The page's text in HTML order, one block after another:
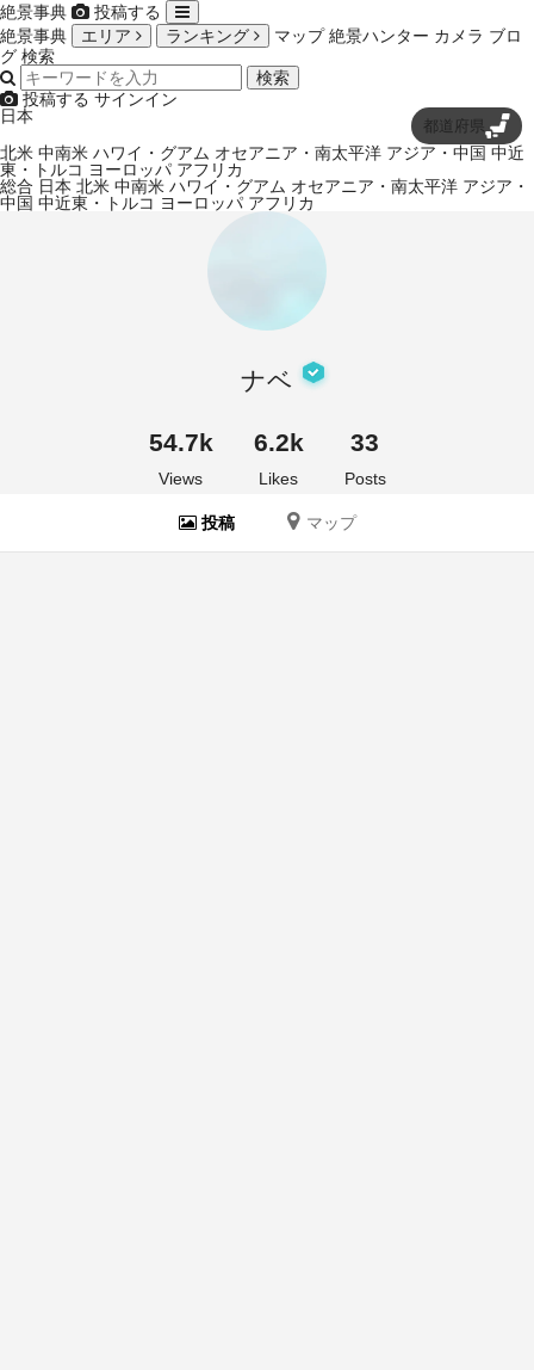
絶景事典
投稿する
絶景事典
エリア ランキング マップ 絶景ハンター カメラ ブロ
グ 検索
検索
投稿する サインイン
日本
都道府県
北米 中南米 ハワイ・グアム オセアニア・南太平洋 アジア・中国 中近
東・トルコ ヨーロッパ アフリカ
総合 日本 北米 中南米 ハワイ・グアム オセアニア・南太平洋 アジア・
中国 中近東・トルコ ヨーロッパ アフリカ
ナベ
54.7k
Views
6.2k
Likes
33
Posts
投稿 マップ